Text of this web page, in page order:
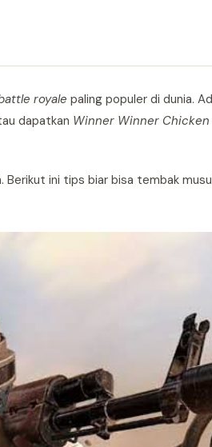
royale paling populer di dunia.
dapatkan Winner Winner
Berikut ini tips biar bisa tembak